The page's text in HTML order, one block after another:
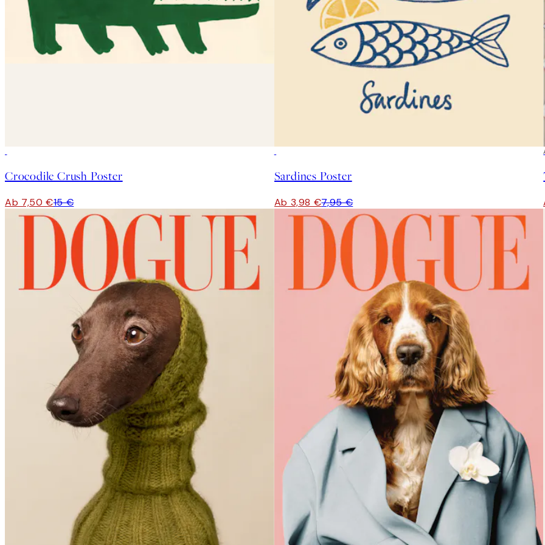
Crocodile Crush Poster
Ab 7,50 €15 €
Sardines Poster
Ab 3,98 €7,95 €